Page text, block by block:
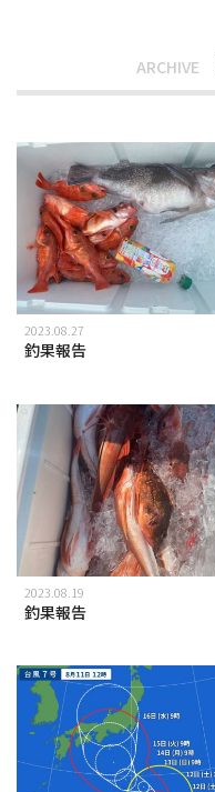
ARCHIVE
2023.08.27
釣果報告
2023.08.19
釣果報告